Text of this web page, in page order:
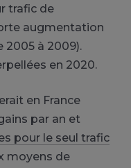
trafic de
augmentation
2005 à 2009).
en 2020.
en France
par an et
pour le seul trafic
moyens de